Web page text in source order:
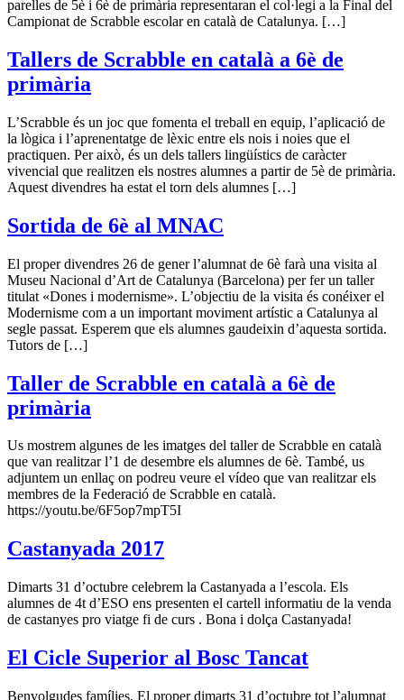
parelles de 5è i 6è de primària representaran el col·legi a la Final del
Campionat de Scrabble escolar en català de Catalunya. […]
Tallers de Scrabble en català a 6è de
primària
L’Scrabble és un joc que fomenta el treball en equip, l’aplicació de
la lògica i l’aprenentatge de lèxic entre els nois i noies que el
practiquen. Per això, és un dels tallers lingüístics de caràcter
vivencial que realitzen els nostres alumnes a partir de 5è de primària.
Aquest divendres ha estat el torn dels alumnes […]
Sortida de 6è al MNAC
El proper divendres 26 de gener l’alumnat de 6è farà una visita al
Museu Nacional d’Art de Catalunya (Barcelona) per fer un taller
titulat «Dones i modernisme». L’objectiu de la visita és conéixer el
Modernisme com a un important moviment artístic a Catalunya al
segle passat. Esperem que els alumnes gaudeixin d’aquesta sortida.
Tutors de […]
Taller de Scrabble en català a 6è de
primària
Us mostrem algunes de les imatges del taller de Scrabble en català
que van realitzar l’1 de desembre els alumnes de 6è. També, us
adjuntem un enllaç on podreu veure el vídeo que van realitzar els
membres de la Federació de Scrabble en català.
https://youtu.be/6F5op7mpT5I
Castanyada 2017
Dimarts 31 d’octubre celebrem la Castanyada a l’escola. Els
alumnes de 4t d’ESO ens presenten el cartell informatiu de la venda
de castanyes pro viatge fi de curs . Bona i dolça Castanyada!
El Cicle Superior al Bosc Tancat
Benvolgudes famílies, El proper dimarts 31 d’octubre tot l’alumnat